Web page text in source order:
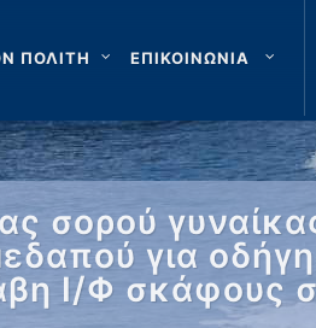
ΠΟΛΙΤΗ ΕΠΙΚΟΙΝΩΝΙΑ
σορού
για
Ι/Φ σκάφους